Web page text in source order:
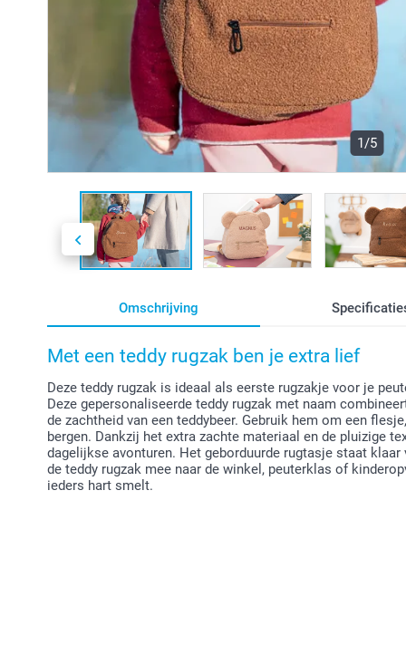
1/5
Omschrijving
Met een teddy rugzak ben je extra lief
Deze teddy rugzak is ideaal als eerste rugzakje voor je
Deze gepersonaliseerde teddy rugzak met naam
de zachtheid van een teddybeer. Gebruik hem om een
bergen. Dankzij het extra zachte materiaal en de pluizige
dagelijkse avonturen. Het geborduurde rugtasje staat
de teddy rugzak mee naar de winkel, peuterklas of
ieders hart smelt.